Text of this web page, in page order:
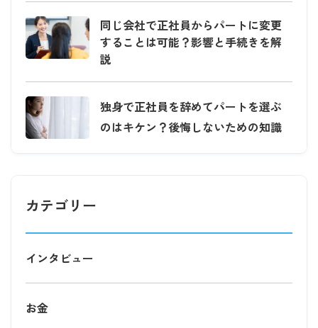
同じ会社で正社員からパートに変更
することは可能？影響と手続きを解
説
独身で正社員を辞めてパートを選ぶ
のはキケン？後悔しないための知識
カテゴリー
インタビュー
お金